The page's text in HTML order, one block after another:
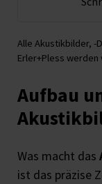
Alle Akustikbilder, -
Erler+Pless
Aufbau
Was macht das
ist das präzise